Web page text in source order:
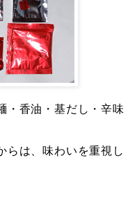
・香油・基だし・辛味
らは、味わいを重視し